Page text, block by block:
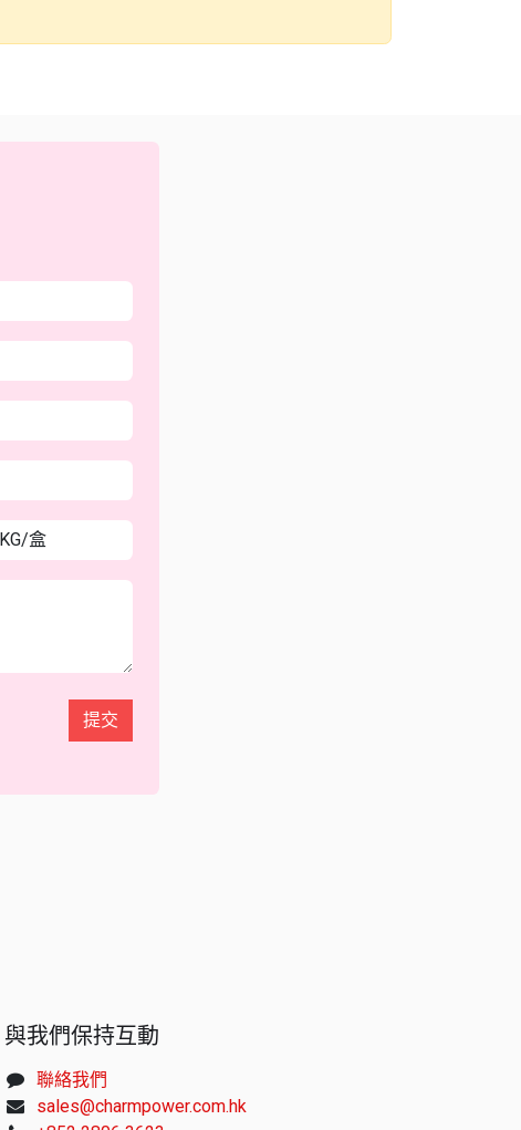
提交
與我們保持互動
聯絡我們
sales@charmpower.com.hk